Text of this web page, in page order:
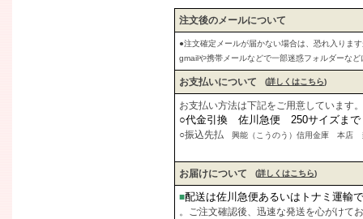
注文後のメールについて
●注文確定メールが届かない場合は、恐れ入りま
gmailや携帯メールなどで一部迷惑フォルダーな
お支払いについて (詳しくはこちら)
お支払い方法は下記をご用意しています。
○代金引換 佐川急便 250サイズま
○振込先払 興能（こうのう）信用金庫 本店
お届けについて (詳しくはこちら)
■配送は佐川急便あるいはトナミ運輸
。ご注文確認後、迅速な発送を心がけて